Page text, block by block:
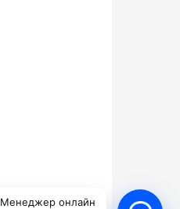
Менеджер онлайн